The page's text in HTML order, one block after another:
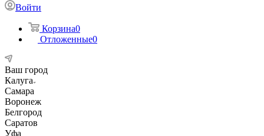
Войти
Корзина0
Отложенные0
Ваш город
Калуга
Самара
Воронеж
Белгород
Саратов
Уфа